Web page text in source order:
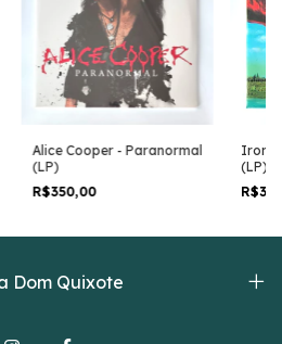
Alice Cooper - Paranormal
(LP)
R$350,00
Iron
(LP)
Dom Quixote